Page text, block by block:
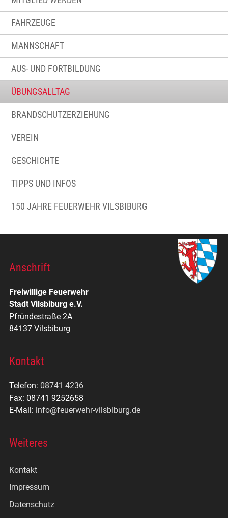
FAHRZEUGE
MANNSCHAFT
AUS- UND FORTBILDUNG
ÜBUNGSALLTAG
BRANDSCHUTZERZIEHUNG
VEREIN
GESCHICHTE
TIPPS UND INFOS
150 JAHRE FEUERWEHR VILSBIBURG
Anschrift
Freiwillige Feuerwehr
Stadt Vilsbiburg e.V.
Pfründestraße 2A
84137 Vilsbiburg
Kontakt
Telefon: 08741 4236
Fax: 08741 9252658
E-Mail: info@feuerwehr-vilsbiburg.de
Weiteres
Kontakt
Impressum
Datenschutz